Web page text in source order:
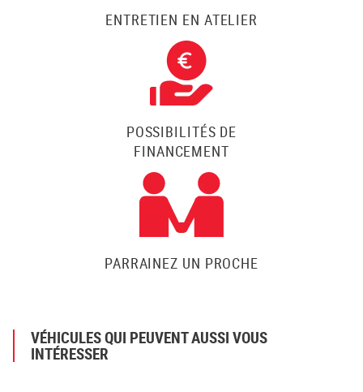
ENTRETIEN EN ATELIER
POSSIBILITÉS DE
FINANCEMENT
PARRAINEZ UN PROCHE
VÉHICULES QUI PEUVENT AUSSI VOUS
INTÉRESSER